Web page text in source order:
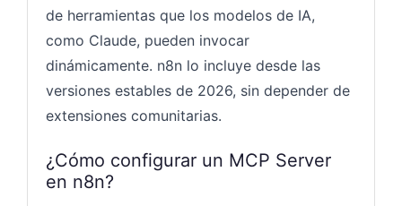
de herramientas que los modelos de IA,
como Claude, pueden invocar
dinámicamente. n8n lo incluye desde las
versiones estables de 2026, sin depender de
extensiones comunitarias.
¿Cómo configurar un MCP Server
en n8n?